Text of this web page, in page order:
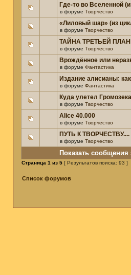
Где-то во Вселенной
в форуме Творчество
«Лиловый шар» (из
в форуме Творчество
ТАЙНА ТРЕТЬЕЙ
в форуме Творчество
Врождённое или
в форуме Фантастика
Издание алисианы:
в форуме Фантастика
Куда улетел
в форуме Творчество
Alice 40.000
в форуме Творчество
ПУТЬ К ТВОРЧЕСТВУ....
в форуме Творчество
Показать сообщения
Страница 1 из 5 [ Результатов поиска: 93 ]
Список форумов